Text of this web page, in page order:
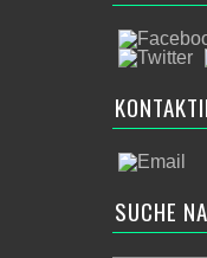
SUCHE